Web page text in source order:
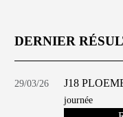
DERNIER
29/03/26 J18
journée